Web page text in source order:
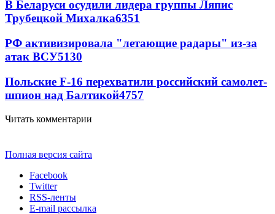
В Беларуси осудили лидера группы Ляпис
Трубецкой Михалка6351
РФ активизировала "летающие радары" из-за
атак ВСУ5130
Польские F-16 перехватили российский самолет-
шпион над Балтикой4757
Читать комментарии
Полная версия сайта
Facebook
Twitter
RSS-ленты
E-mail рассылка